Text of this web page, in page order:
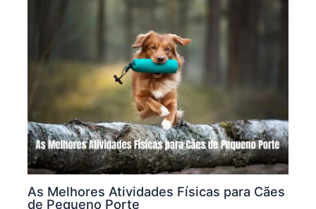
As Melhores Atividades Físicas para Cães
de Pequeno Porte